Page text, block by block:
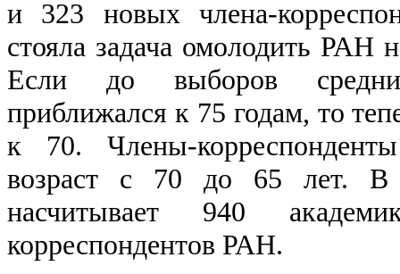
и 323 новых члена-
стояла задача омолодить РАН
Если до выборов
приближался к 75 годам, то
к 70. Члены-
возраст с 70 до 65 лет.
насчитывает 940
корреспондентов РАН.